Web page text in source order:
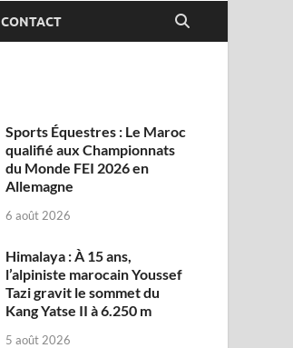
CONTACT
Sports Équestres : Le Maroc
qualifié aux Championnats
du Monde FEI 2026 en
Allemagne
6 août 2026
Himalaya : À 15 ans,
l’alpiniste marocain Youssef
Tazi gravit le sommet du
Kang Yatse II à 6.250 m
5 août 2026